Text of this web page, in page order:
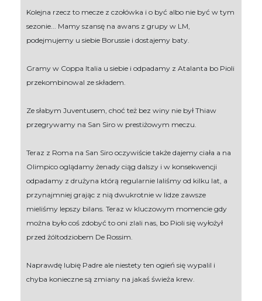
Kolejna rzecz to mecze z czołówka i o być albo nie być w tym
sezonie... Mamy szansę na awans z grupy w LM,
podejmujemy u siebie Borussie i dostajemy baty.
Gramy w Coppa Italia u siebie i odpadamy z Atalanta bo Pioli
przekombinowal ze składem.
Ze słabym Juventusem, choć też bez winy nie był Thiaw
przegrywamy na San Siro w prestiżowym meczu.
Teraz z Roma na San Siro oczywiście także dajemy ciała a na
Olimpico oglądamy żenady ciąg dalszy i w konsekwencji
odpadamy z drużyna którą regularnie laliśmy od kilku lat, a
przynajmniej grając z nią dwukrotnie w lidze zawsze
mieliśmy lepszy bilans. Teraz w kluczowym momencie gdy
można było coś zdobyć to oni zlali nas, bo Pioli się wyłożył
przed żóltodziobem De Rossim.
Naprawdę lubię Padre ale niestety ten ogień się wypalil i
chyba konieczne są zmiany na jakaś świeża krew.